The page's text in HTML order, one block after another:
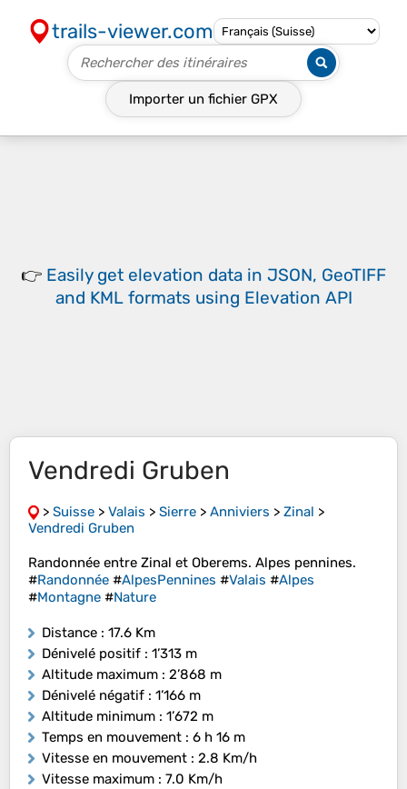
trails-viewer.com
Importer un fichier GPX
👉 Easily get elevation data in JSON, GeoTIFF
and KML formats using Elevation API
Vendredi Gruben
> Suisse > Valais > Sierre > Anniviers > Zinal >
Vendredi Gruben
Randonnée entre Zinal et Oberems. Alpes pennines.
#Randonnée #AlpesPennines #Valais #Alpes
#Montagne #Nature
Distance : 17.6 Km
Dénivelé positif : 1’313 m
Altitude maximum : 2’868 m
Dénivelé négatif : 1’166 m
Altitude minimum : 1’672 m
Temps en mouvement : 6 h 16 m
Vitesse en mouvement : 2.8 Km/h
Vitesse maximum : 7.0 Km/h